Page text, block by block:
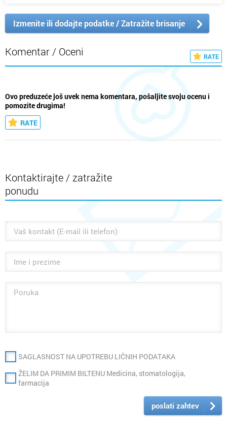
Izmenite ili dodajte podatke / Zatražite brisanje
Komentar / Oceni RATE
Ovo preduzeće još uvek nema komentara, pošaljite svoju ocenu i
pomozite drugima!
RATE
Kontaktirajte / zatražite
ponudu
SAGLASNOST NA UPOTREBU LIČNIH PODATAKA
ŽELIM DA PRIMIM BILTENU Medicina, stomatologija,
farmacija
poslati zahtev